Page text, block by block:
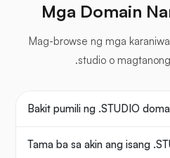
Mga Domain
Mag-browse ng mga
.studio o
Bakit pumili ng .STUDIO
Tama ba sa akin ang isang